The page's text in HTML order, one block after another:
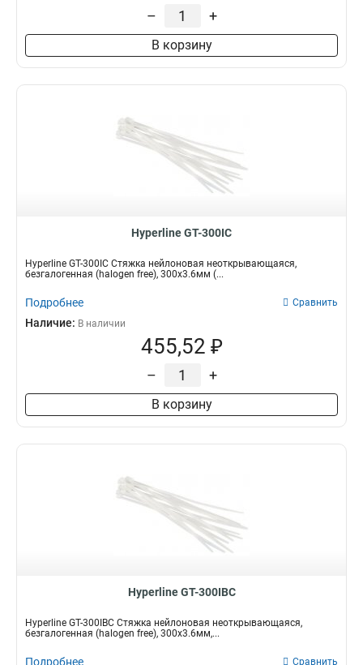
– +
В корзину
Hyperline GT-300IC
Hyperline GT-300IC Стяжка нейлоновая неоткрывающаяся,
безгалогенная (halogen free), 300x3.6мм (...
Подробнее Сравнить
Наличие: В наличии
455,52 ₽
– +
В корзину
Hyperline GT-300IBC
Hyperline GT-300IBC Стяжка нейлоновая неоткрывающаяся,
безгалогенная (halogen free), 300x3.6мм,...
Подробнее Сравнить